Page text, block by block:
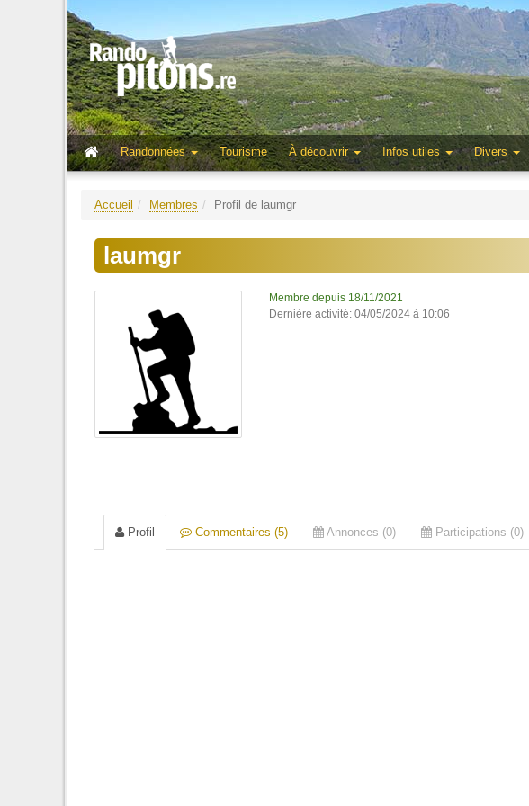
Randonnées
Tourisme À découvrir Infos utiles Divers
Accueil Membres Profil de laumgr
laumgr
Membre depuis 18/11/2021
Dernière activité: 04/05/2024 à 10:06
Profil Commentaires (5) Annonces (0) Participations (0)